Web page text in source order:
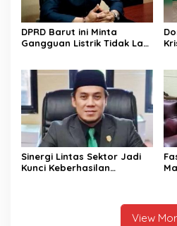
DPRD Barut ini Minta
Gangguan Listrik Tidak Lagi
Sinergi Lintas Sektor Jadi
Kunci Keberhasilan
View